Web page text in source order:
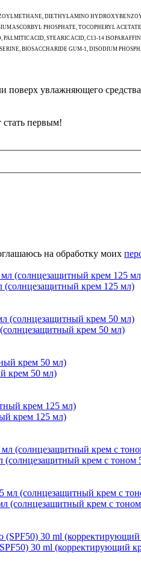
DIETHYLAMINO
ASCORBYL PHOSPHATE, TOCOPHERYL
ACID, STEARIC ACID, C13-14
BIOSACCHARIDE GUM-1, DISODIUM
увлажняющего
первым!
на обработку моих
крем 125 мл)
крем 50 мл)
крем 50 мл)
крем 125 мл)
крем с тоном
(солнцезащитный крем с
30 ml (корректирующий